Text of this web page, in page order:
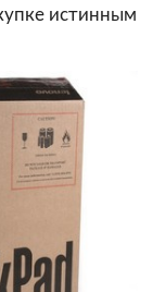
истинным